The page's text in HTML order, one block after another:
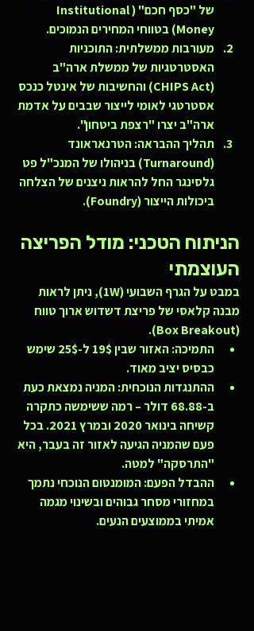
של "כסף חכם" (Institutional
Money) בטווחי המחירים הנמוכים.
מעורבות ממשלתית: התוכניות
האסטרטגיות של ממשלת ארה"ב
(CHIPS Act) והחשיבות של אינטל כנכס
אסטרטגי לאומי לייצור שבבים על אדמת
ארה"ב יצרו "רצפת ביטחון".
תהליך ההבראה: הטרנאראונד
(Turnaround) בניהולו של המנכ"ל פט
גלסינגר החל להראות ניצנים של הצלחה
ביכולות הייצור (Foundry).
הניתוח הטכני: מודל הפריצה
העוצמתי
במבט על הגרף השבועי (1W), ניתן לראות
מבנה קלאסי של פריצת דשדוש ארוך טווח
(Box Breakout).
התמיכה:
האזור שבין 19$ ל-25$ שימש
כבסיס יציב מאוד.
ההתנגדות הנוכחית: המניה נמצאת כעת
ב-68.88 דולר – רמה ששימשה כתקרה
קשיחה בינואר 2020 ובמרץ 2021. בכל
פעם שהמניה הגיעה לאזור זה בעבר, היא
"התרסקה" למטה.
ההבדל הפעם: המומנטום הנוכחי נתמך
במחזורי מסחר גבוהים ובשינוי מגמה
אמיתי בממוצעים הנעים.